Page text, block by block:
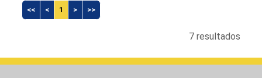
<< < 1 > >>
7 resultados